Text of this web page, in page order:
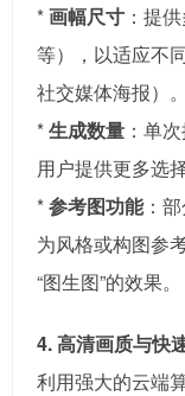
*画幅尺寸 ：提
等），以适应不
社交媒体海报）。
*生成数量 ：单
用户提供更多选
*参考图功能：
为风格或构图参
“图生图”的效果。
4. 高清画质与快
利用强大的云端